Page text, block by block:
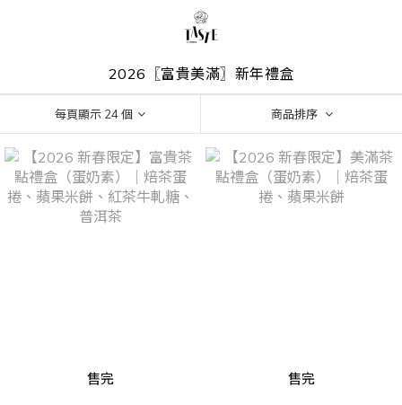
2026〖富貴美滿〗新年禮盒
每頁顯示 24 個 商品排序
售完 售完